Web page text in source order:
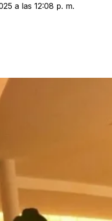
a las 12:08 p. m.